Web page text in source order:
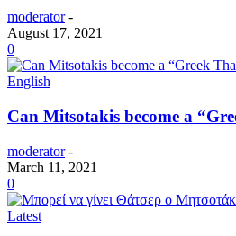
moderator -
August 17, 2021
0
English
Can Mitsotakis become a
moderator -
March 11, 2021
0
Latest